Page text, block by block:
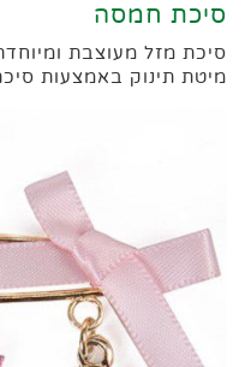
סיכת חמסה
סיכת מזל מעוצבת
מיטת תינוק באמצעות